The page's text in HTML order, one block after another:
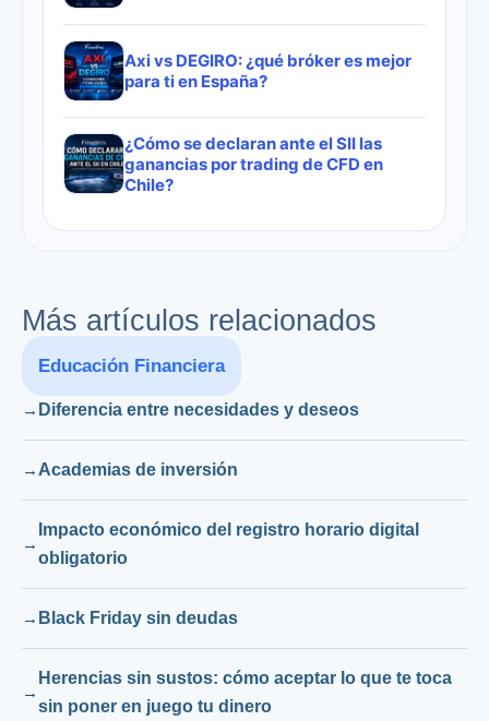
Axi vs DEGIRO: ¿qué bróker es mejor
para ti en España?
¿Cómo se declaran ante el SII las
ganancias por trading de CFD en
Chile?
Más artículos relacionados
Educación Financiera
Diferencia entre necesidades y deseos
Academias de inversión
Impacto económico del registro horario digital
obligatorio
Black Friday sin deudas
Herencias sin sustos: cómo aceptar lo que te toca
sin poner en juego tu dinero